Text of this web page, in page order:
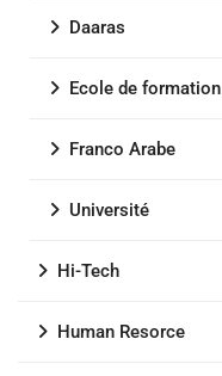
Daaras
Ecole de formation
Franco Arabe
Université
Hi-Tech
Human Resorce